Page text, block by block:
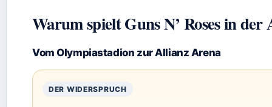
Warum spielt Guns N’ Roses in
Vom Olympiastadion zur Allianz Arena
DER WIDERSPRUCH